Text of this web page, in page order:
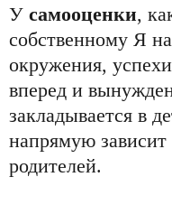
У самооценки,
собственному Я
окружения,
вперед и
закладывается в
напрямую зависит
родителей.